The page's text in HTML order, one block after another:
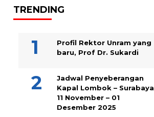
TRENDING
Profil Rektor Unram yang
baru, Prof Dr. Sukardi
Jadwal Penyeberangan
Kapal Lombok – Surabaya
11 November – 01
Desember 2025